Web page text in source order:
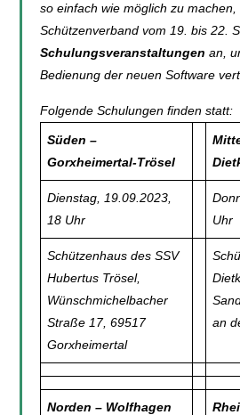
so einfach wie möglich zu
Schützenverband vom 19. bis 22.
Schulungsveranstaltungen an,
Bedienung der neuen Software
Folgende Schulungen finden statt:
Süden –
Gorxheimertal-Trösel
Dienstag, 19.09.2023,
18 Uhr
Uhr
Schützenhaus des SSV
Hubertus Trösel,
Wünschmichelbacher
Straße 17, 69517
Gorxheimertal
an
Norden – Wolfhagen